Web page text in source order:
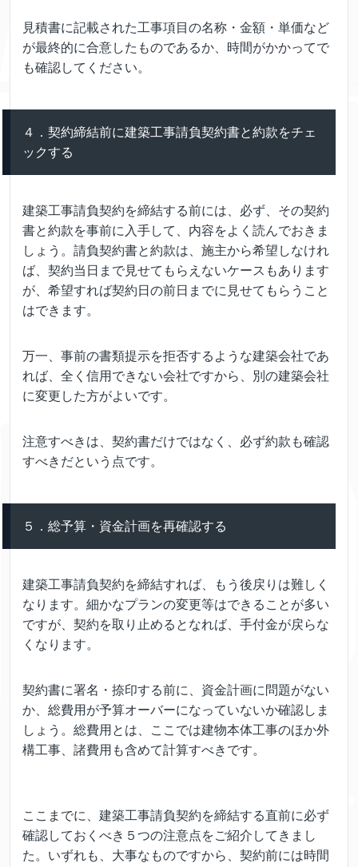
見積書に記載された工事項目の名称・金額・単価など
が最終的に合意したものであるか、時間がかかってで
も確認してください。
４．契約締結前に建築工事請負契約書と約款をチェ
ックする
建築工事請負契約を締結する前には、必ず、その契約
書と約款を事前に入手して、内容をよく読んでおきま
しょう。請負契約書と約款は、施主から希望しなけれ
ば、契約当日まで見せてもらえないケースもあります
が、希望すれば契約日の前日までに見せてもらうこと
はできます。
万一、事前の書類提示を拒否するような建築会社であ
れば、全く信用できない会社ですから、別の建築会社
に変更した方がよいです。
注意すべきは、契約書だけではなく、必ず約款も確認
すべきだという点です。
５．総予算・資金計画を再確認する
建築工事請負契約を締結すれば、もう後戻りは難しく
なります。細かなプランの変更等はできることが多い
ですが、契約を取り止めるとなれば、手付金が戻らな
くなります。
契約書に署名・捺印する前に、資金計画に問題がない
か、総費用が予算オーバーになっていないか確認しま
しょう。総費用とは、ここでは建物本体工事のほか外
構工事、諸費用も含めて計算すべきです。
ここまでに、建築工事請負契約を締結する直前に必ず
確認しておくべき５つの注意点をご紹介してきまし
た。いずれも、大事なものですから、契約前には時間